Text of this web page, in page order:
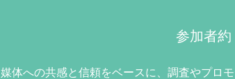
参加者約
媒体への共感と信頼をベースに、調査やプロ